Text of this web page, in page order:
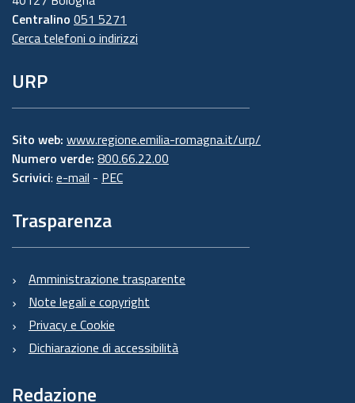
Centralino 051 5271
Cerca telefoni o indirizzi
URP
Sito web: www.regione.emilia-romagna.it/urp/
Numero verde: 800.66.22.00
Scrivici: e-mail - PEC
Trasparenza
Amministrazione trasparente
Note legali e copyright
Privacy e Cookie
Dichiarazione di accessibilità
Redazione